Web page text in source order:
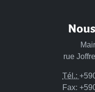
rue
Tél.:
Fax: